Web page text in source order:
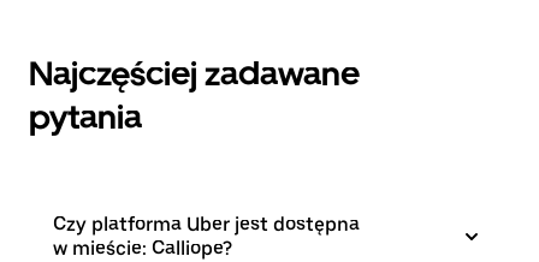
Najczęściej zadawane
pytania
Czy platforma Uber jest dostępna
w mieście: Calliope?